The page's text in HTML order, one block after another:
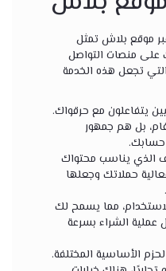
موقع بلاش تمثل
على منصات التواصل
تجعل هذه الخدمة
يتفاعلون مع حرقواك.
بل هم جمهور
حسابك.
الذي يناسب محتواك
حملاتك وجعلها
مما يسمح لك
عملية الشراء بسرعة
الأساسية المختلفة.